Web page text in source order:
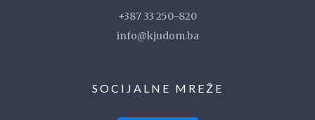
+387 33 250-820
info@kjudom.ba
SOCIJALNE MREŽE